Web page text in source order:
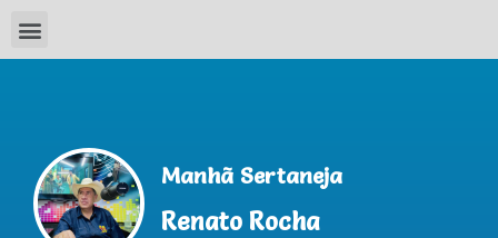
Manhã Sertaneja
Renato Rocha